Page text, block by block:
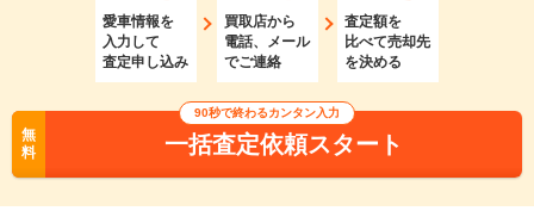
愛車情報を
入力して
査定申し込み
買取店から
電話、メール
でご連絡
査定額を
比べて売却先
を決める
無
料
90秒で終わるカンタン入力
一括査定依頼スタート